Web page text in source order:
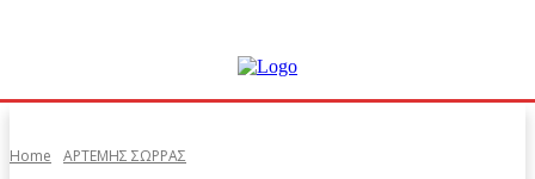
Home ΑΡΤΕΜΗΣ ΣΩΡΡΑΣ